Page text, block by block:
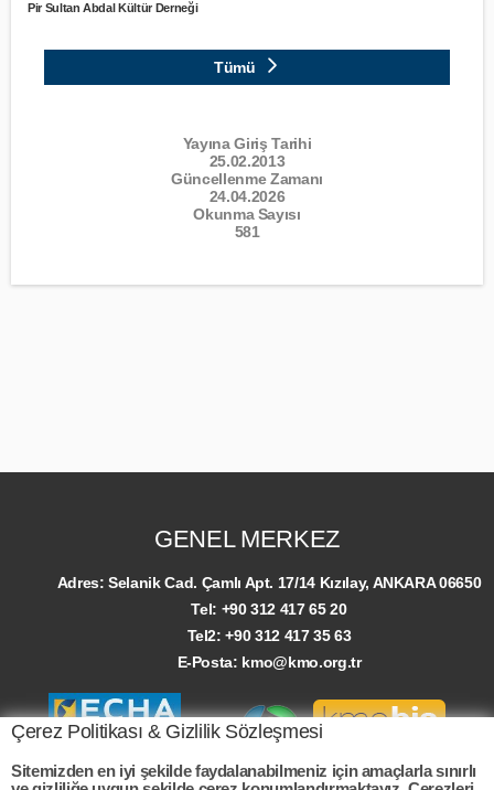
Pir Sultan Abdal Kültür Derneği
Tümü
Yayına Giriş Tarihi
25.02.2013
Güncellenme Zamanı
24.04.2026
Okunma Sayısı
581
GENEL MERKEZ
Adres: Selanik Cad. Çamlı Apt. 17/14 Kızılay, ANKARA 06650
Tel: +90 312 417 65 20
Tel2: +90 312 417 35 63
E-Posta: kmo@kmo.org.tr
Çerez Politikası & Gizlilik Sözleşmesi
Sitemizden en iyi şekilde faydalanabilmeniz için amaçlarla sınırlı